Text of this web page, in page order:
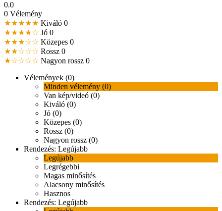
0.0
0 Vélemény
★★★★★ Kiváló 0
★★★★☆ Jó 0
★★★☆☆ Közepes 0
★★☆☆☆ Rossz 0
★☆☆☆☆ Nagyon rossz 0
Vélemények (0)
Minden vélemény (0)
Van kép/videó (0)
Kiváló (0)
Jó (0)
Közepes (0)
Rossz (0)
Nagyon rossz (0)
Rendezés: Legújabb
Legújabb
Legrégebbi
Magas minősítés
Alacsony minősítés
Hasznos
Rendezés: Legújabb